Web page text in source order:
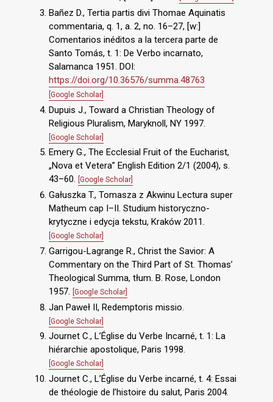
Bañez D., Tertia partis divi Thomae Aquinatis
commentaria, q. 1, a. 2, no. 16–27, [w:]
Comentarios inéditos a la tercera parte de
Santo Tomás, t. 1: De Verbo incarnato,
Salamanca 1951. DOI:
https://doi.org/10.36576/summa.48763
[Google Scholar]
Dupuis J., Toward a Christian Theology of
Religious Pluralism, Maryknoll, NY 1997.
[Google Scholar]
Emery G., The Ecclesial Fruit of the Eucharist,
„Nova et Vetera” English Edition 2/1 (2004), s.
43–60. [Google Scholar]
Gałuszka T., Tomasza z Akwinu Lectura super
Matheum cap I–II. Studium historyczno-
krytyczne i edycja tekstu, Kraków 2011.
[Google Scholar]
Garrigou-Lagrange R., Christ the Savior: A
Commentary on the Third Part of St. Thomas’
Theological Summa, tłum. B. Rose, London
1957. [Google Scholar]
Jan Paweł II, Redemptoris missio.
[Google Scholar]
Journet C., L’Église du Verbe Incarné, t. 1: La
hiérarchie apostolique, Paris 1998.
[Google Scholar]
Journet C., L’Église du Verbe incarné, t. 4: Essai
de théologie de l’histoire du salut, Paris 2004.